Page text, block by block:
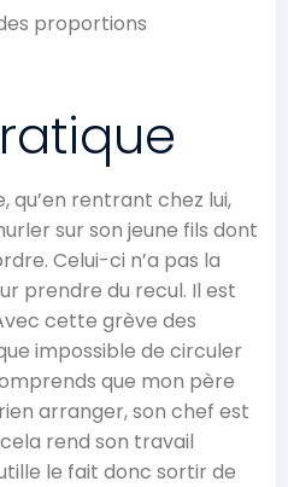
proportions
qu’en rentrant chez lui,
sur son jeune fils dont
Celui-ci n’a pas la
prendre du recul. Il est
cette grève des
impossible de circuler
que mon père
arranger, son chef est
rend son travail
le fait donc sortir de